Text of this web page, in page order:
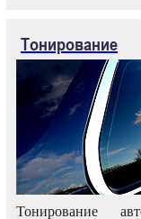
Тонирование
Тонирование